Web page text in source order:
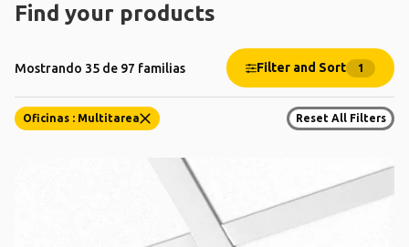
Find your products
Mostrando 35 de 97 familias Filter and Sort 1
Oficinas : Multitarea Reset All Filters